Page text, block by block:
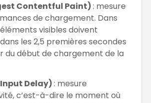
Contentful Paint): mesure
de chargement. Dans
éléments visibles doivent
les 2,5 premières secondes
du début de chargement de la
Delay): mesure
c’est-à-dire le moment où